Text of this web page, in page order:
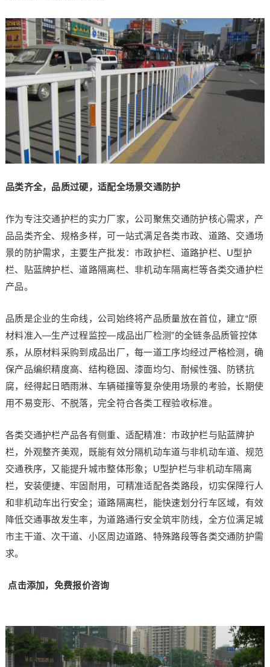
品类齐全，品质过硬，适配全场景交通防护
作为专注交通护栏的实力厂家，公司聚焦交通防护核心需求，产
品品类齐全、规格多样，可一站式满足各类市政、道路、交通场
景的防护需求，主要生产批发：市政护栏、道路护栏、U型护
栏、贴蓝牌护栏、道路隔离栏、非机动车隔离栏等各类交通护栏
产品。
品质是企业的生命线，公司始终将产品质量放在首位，建立“原
材料准入—生产过程监控—成品出厂检测”的全链条品质管控体
系，从原材料采购到成品出厂，每一道工序均经过严格检测，确
保产品编织精度高、结构稳固、漆面均匀、耐候性强、防锈抗
腐，经得起日晒雨淋、车辆碰撞等复杂使用场景的考验，长期使
用不易变形、不脱落，完全符合各类工程验收标准。
各类交通护栏产品各有侧重、适配精准：市政护栏与贴蓝牌护
栏，外观整齐美观，既能有效分隔机动车道与非机动车道、规范
交通秩序，又能提升城市整体形象；U型护栏与非机动车隔离
栏，安装便捷、牢固耐用，可精准适配各类路段，切实保障行人
和非机动车出行安全；道路隔离栏，能快速划分行车区域，有效
降低交通事故发生率，为道路通行安全筑牢防线，全方位满足城
市主干道、次干道、小区周边道路、特殊路段等各类交通防护需
求。
点击添加，免费报价咨询